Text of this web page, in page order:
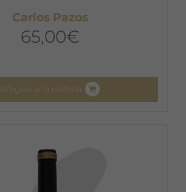
Carlos Pazos
65,00€
Afegeix a la cistella